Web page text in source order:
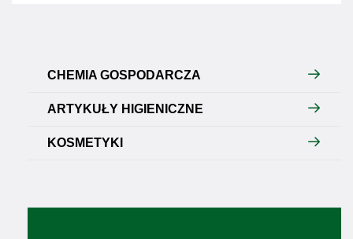
CHEMIA GOSPODARCZA
ARTYKUŁY HIGIENICZNE
KOSMETYKI